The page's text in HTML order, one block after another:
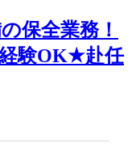
保全業務！
経験OK★赴任